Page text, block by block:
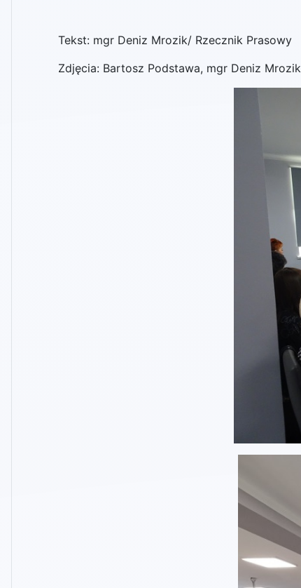
Tekst: mgr Deniz Mrozik/ Rzecznik Prasowy
Zdjęcia: Bartosz Podstawa, mgr Deniz Mrozik